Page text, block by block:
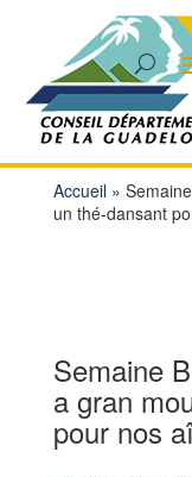
Accueil»
un thé-dansant
Semaine
a gran
pour nos